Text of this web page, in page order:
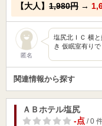
【大人】 1,980円 →
匿名
塩尻北ＩＣ 横
き 仮眠室有り
関連情報から探す
ＡＢホテル塩尻
-点/ 0